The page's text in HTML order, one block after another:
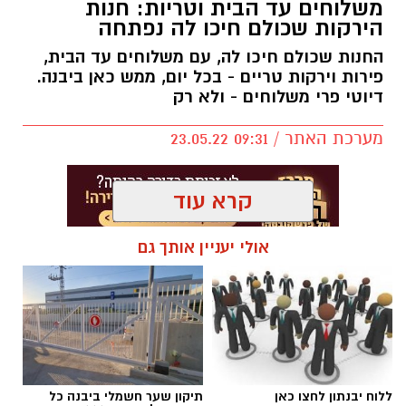
אשר מכינות בנות עם מוגבלויות (18 ומעלה) לחיים
בקהילה ולשילוב בחברה, כל יום הייתה חגיגה.
מלבד המסיבות אליהן הוזמנו הבנות במגוון
המוסדות והפרויקטים בגבעת וושינגטון, התקיימה
מסיבת חנוכה עם המוזיקאי עודד סתר בליווי
מקהלת הבנות המוכשרת של התוכניות עם שירי
בנות מדרשת 'אורות עציון' כשבסופה הדליקו את
החנוכיות מהנרות היפים שהוכנו.
משלוחים עד הבית וטריות: חנות
הירקות שכולם חיכו לה נפתחה
החנות שכולם חיכו לה, עם משלוחים עד הבית,
פירות וירקות טריים - בכל יום, ממש כאן ביבנה.
דיוטי פרי משלוחים - ולא רק
מערכת האתר / 09:31 23.05.22
תגים: ירקות
קרא עוד
אולי יעניין אותך גם
ללוח יבנתון לחצו כאן תיקון שער חשמלי ביבנה כל